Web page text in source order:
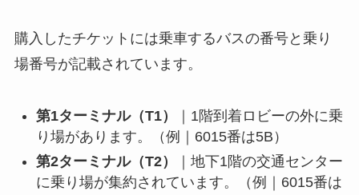
購入したチケットには乗車するバスの番号と乗り
場番号が記載されています。
第1ターミナル（T1）
｜1階到着ロビーの外に乗
り場があります。（例｜6015番は5B）
第2ターミナル（T2）
｜地下1階の交通センター
に乗り場が集約されています。（例｜6015番は